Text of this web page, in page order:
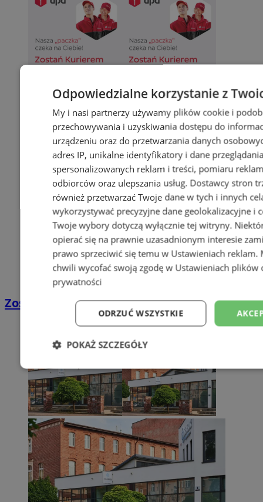
Zostań kierowcą w DPD
Odpowiedzialne korzystanie z
My i nasi partnerzy używamy plików cookie i
przechowywania i uzyskiwania dostępu do
urządzeniu oraz do przetwarzania danych
adres IP, unikalne identyfikatory i dane
spersonalizowanych reklam i treści, pomiaru
odbiorców oraz ulepszania usług. Dostawcy stron
również przetwarzać Twoje dane w tych i innych
wykorzystywać precyzyjne dane geolokalizacyjne i
Twoje wybory dotyczą wyłącznie tej witryny.
opierać się na prawnie uzasadnionym interesie
prawo sprzeciwić się temu w Ustawieniach reklam.
chwili wycofać swoją zgodę w Ustawieniach plików
prywatności
ODRZUĆ WSZYSTKIE
POKAŻ SZCZEGÓŁY
Niezbędne Wydajność
Niesklasyfikowane
Niezbędne Wydajność Targetowanie